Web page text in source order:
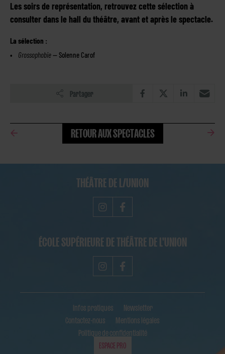
Les soirs de représentation, retrouvez cette sélection à
consulter dans le hall du théâtre, avant et après le spectacle.
La sélection :
Grossophobie— Solenne Carof
Partager
RETOUR AUX SPECTACLES
THÉÂTRE DE L/UNION
ÉCOLE SUPÉRIEURE DE THÉÂTRE DE L'UNION
Infos pratiques
Newsletter
Contactez-nous
Mentions légales
Politique de confidentialité
ESPACE PRO